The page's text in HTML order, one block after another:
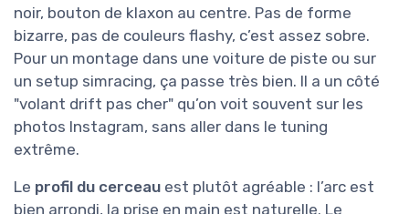
noir, bouton de klaxon au centre. Pas de forme
bizarre, pas de couleurs flashy, c’est assez sobre.
Pour un montage dans une voiture de piste ou sur
un setup simracing, ça passe très bien. Il a un côté
"volant drift pas cher" qu’on voit souvent sur les
photos Instagram, sans aller dans le tuning
extrême.
Le profil du cerceau est plutôt agréable : l’arc est
bien arrondi, la prise en main est naturelle. Le